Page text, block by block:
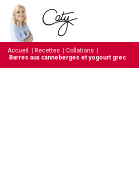
Accueil Recettes Collations
Barres aux canneberges et yogourt grec